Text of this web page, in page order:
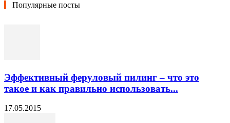
Популярные посты
Эффективный феруловый пилинг – что это
такое и как правильно использовать...
17.05.2015